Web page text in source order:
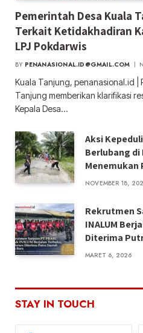
Pemerintah Desa Kuala
Terkait Ketidakhadiran
LPJ Pokdarwis
BY PENANASIONAL.ID@GMAIL.COM
Kuala Tanjung, penanasional.id |
Tanjung memberikan klarifikasi
Kepala Desa…
Aksi
Berlubang di
Menemukan
NOVEMBER 18,
Rekrutmen
INALUM
Diterima
MARET 6, 2026
STAY IN TOUCH